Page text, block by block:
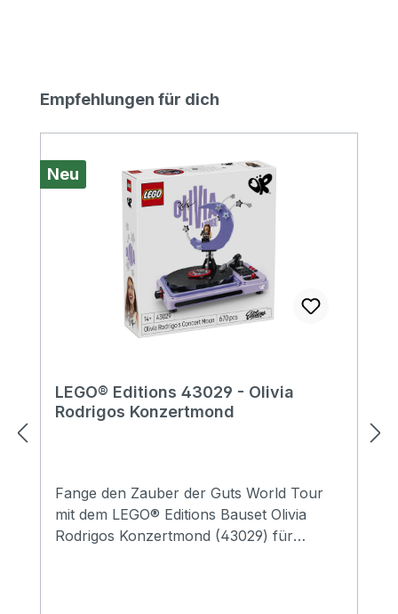
Produktgalerie überspringen
Empfehlungen für dich
Neu
LEGO® Editions 43029 - Olivia
Rodrigos Konzertmond
Fange den Zauber der Guts World Tour
mit dem LEGO® Editions Bauset Olivia
Rodrigos Konzertmond (43029) für